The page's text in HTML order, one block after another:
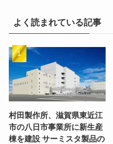
よく読まれている記事
村田製作所、滋賀県東近江
市の八日市事業所に新生産
棟を建設 サーミスタ製品の